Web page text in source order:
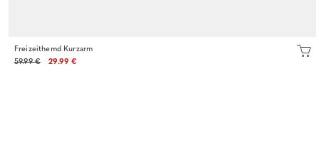
Freizeithemd Kurzarm
59.99 €
29.99 €